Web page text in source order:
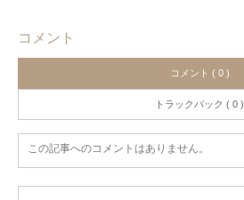
コメント
コメント ( 0 )
トラックバック ( 0 )
この記事へのコメントはありません。